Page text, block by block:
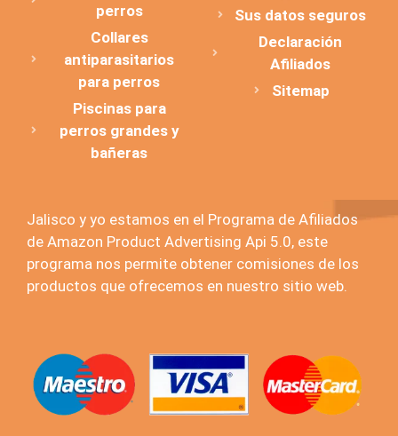
perros
Collares
antiparasitarios
para perros
Piscinas para
perros grandes y
bañeras
Sus datos seguros
Declaración
Afiliados
Sitemap
Jalisco y yo estamos en el Programa de Afiliados
de Amazon Product Advertising Api 5.0, este
programa nos permite obtener comisiones de los
productos que ofrecemos en nuestro sitio web.